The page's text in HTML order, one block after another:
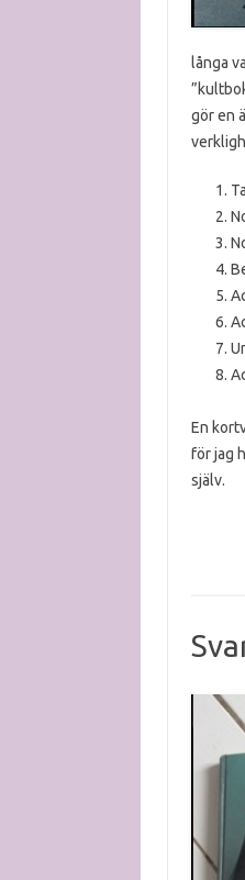
långa
gör en
En
för jag
själv.